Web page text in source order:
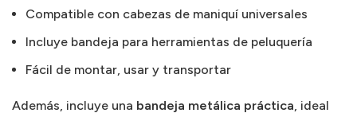
Compatible con cabezas de maniquí universales
Incluye bandeja para herramientas de peluquería
Fácil de montar, usar y transportar
Además, incluye una bandeja metálica práctica, ideal